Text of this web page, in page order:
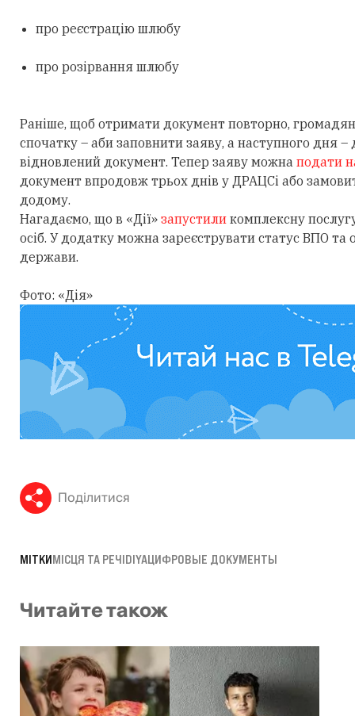
про реєстрацію шлюбу
про розірвання шлюбу
Раніше, щоб отримати документ повторно,
спочатку – аби заповнити заяву, а наступного дня
відновлений документ. Тепер заяву можна подати
документ впродовж трьох днів у ДРАЦСі або
додому.
Нагадаємо, що в «Дії» запустили комплексну
осіб. У додатку можна зареєструвати статус ВПО та
держави.
Фото: «Дія»
Поділитися
МІТКИМІСЦЯ ТА РЕЧІDIYAЦИФРОВЫЕ ДОКУМЕНТЫ
Читайте також